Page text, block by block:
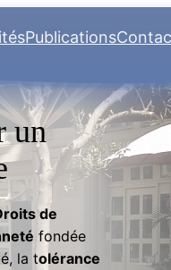
Publications
un
de
fondée
la tolérance